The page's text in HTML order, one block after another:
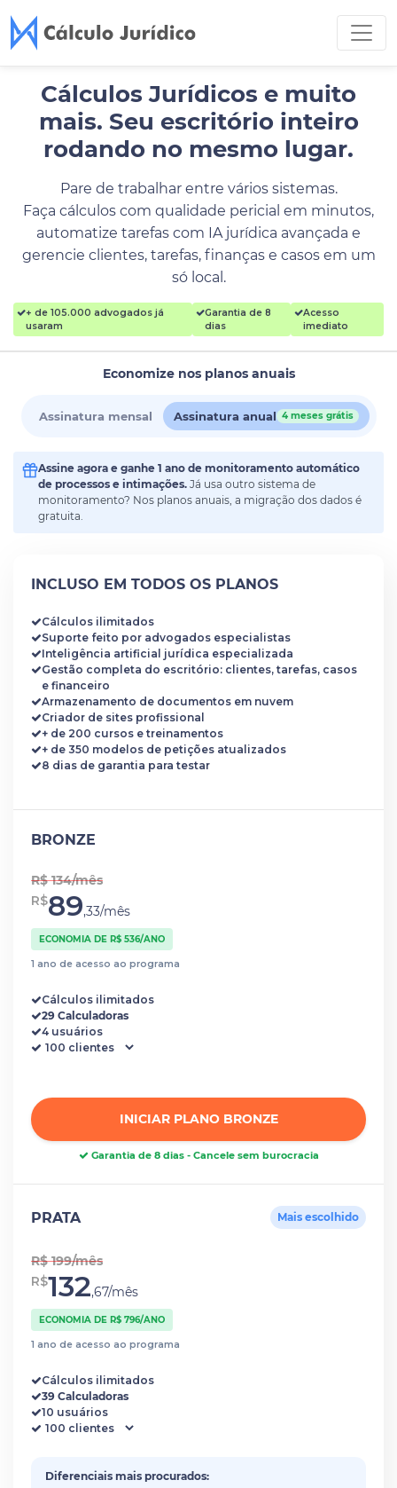
Cálculos Jurídicos e muito
mais. Seu escritório inteiro
rodando no mesmo lugar.
Pare de trabalhar entre vários sistemas.
Faça cálculos com qualidade pericial em minutos,
automatize tarefas com IA jurídica avançada e
gerencie clientes, tarefas, finanças e casos em um
só local.
+ de 105.000 advogados já
usaram
Garantia de 8
dias
Acesso
imediato
Economize nos planos anuais
Assinatura mensal Assinatura anual 4 meses grátis
Assine agora e ganhe 1 ano de monitoramento automático
de processos e intimações. Já usa outro sistema de
monitoramento? Nos planos anuais, a migração dos dados é
gratuita.
INCLUSO EM TODOS OS PLANOS
Cálculos ilimitados
Suporte feito por advogados especialistas
Inteligência artificial jurídica especializada
Gestão completa do escritório: clientes, tarefas, casos
e financeiro
Armazenamento de documentos em nuvem
Criador de sites profissional
+ de 200 cursos e treinamentos
+ de 350 modelos de petições atualizados
8 dias de garantia para testar
BRONZE
R$ 134/mês
R$89,33/mês
ECONOMIA DE R$ 536/ANO
1 ano de acesso ao programa
Cálculos ilimitados
29 Calculadoras
4 usuários
INICIAR PLANO BRONZE
Garantia de 8 dias - Cancele sem burocracia
PRATA Mais escolhido
R$ 199/mês
R$132,67/mês
ECONOMIA DE R$ 796/ANO
1 ano de acesso ao programa
Cálculos ilimitados
39 Calculadoras
10 usuários
Diferenciais mais procurados: